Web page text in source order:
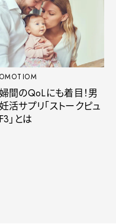
間のQoLにも着目！男
活サプリ「ストークピュ
」とは